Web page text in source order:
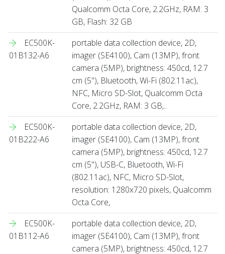
Qualcomm Octa Core, 2.2GHz, RAM: 3
GB, Flash: 32 GB
EC500K-
01B132-A6
portable data collection device, 2D,
imager (SE4100), Cam (13MP), front
camera (5MP), brightness: 450cd, 12.7
cm (5''), Bluetooth, Wi-Fi (802.11ac),
NFC, Micro SD-Slot, Qualcomm Octa
Core, 2.2GHz, RAM: 3 GB,..
EC500K-
01B222-A6
portable data collection device, 2D,
imager (SE4100), Cam (13MP), front
camera (5MP), brightness: 450cd, 12.7
cm (5''), USB-C, Bluetooth, Wi-Fi
(802.11ac), NFC, Micro SD-Slot,
resolution: 1280x720 pixels, Qualcomm
Octa Core,
EC500K-
01B112-A6
portable data collection device, 2D,
imager (SE4100), Cam (13MP), front
camera (5MP), brightness: 450cd, 12.7